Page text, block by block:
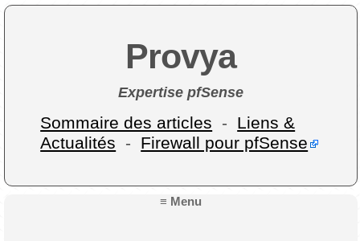
Provya
Expertise pfSense
Sommaire des articles - Liens &
Actualités - Firewall pour pfSense
≡ Menu